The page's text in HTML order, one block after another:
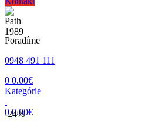
Poradíme
0948 491 111
0 0.00€
Kategórie
00.00€
-24%